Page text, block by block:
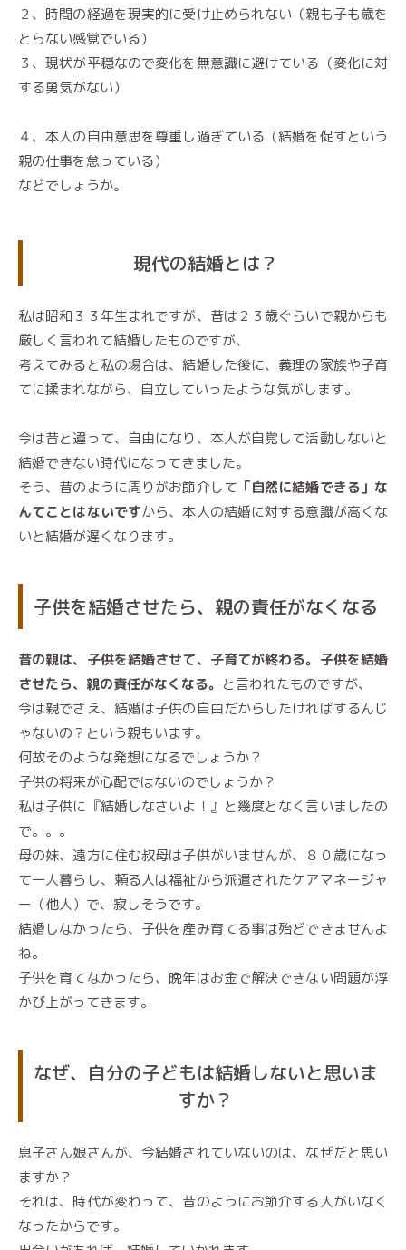
２、時間の経過を現実的に受け止められない（親も子も歳を
とらない感覚でいる）
３、現状が平穏なので変化を無意識に避けている（変化に対
する勇気がない）
４、本人の自由意思を尊重し過ぎている（結婚を促すという
親の仕事を怠っている）
などでしょうか。
現代の結婚とは？
私は昭和３３年生まれですが、昔は２３歳ぐらいで親からも
厳しく言われて結婚したものですが、
考えてみると私の場合は、結婚した後に、義理の家族や子育
てに揉まれながら、自立していったような気がします。
今は昔と違って、自由になり、本人が自覚して活動しないと
結婚できない時代になってきました。
そう、昔のように周りがお節介して 「自然に結婚できる」な
んてことはないですから、本人の結婚に対する意識が高くな
いと結婚が遅くなります。
子供を結婚させたら、親の責任がなくなる
昔の親は、子供を結婚させて、子育てが終わる。子供を結婚
させたら、親の責任がなくなる。 と言われたものですが、
今は親でさえ、結婚は子供の自由だからしたければするんじ
ゃないの？という親もいます。
何故そのような発想になるでしょうか？
子供の将来が心配ではないのでしょうか？
私は子供に『結婚しなさいよ！』と幾度となく言いましたの
で。。。
母の妹、遠方に住む叔母は子供がいませんが、８０歳になっ
て一人暮らし、頼る人は福祉から派遣されたケアマネージャ
ー（他人）で、寂しそうです。
結婚しなかったら、子供を産み育てる事は殆どできませんよ
ね。
子供を育てなかったら、晩年はお金で解決できない問題が浮
かび上がってきます。
なぜ、自分の子どもは結婚しないと思いま
すか？
息子さん娘さんが、今結婚されていないのは、なぜだと思い
ますか？
それは、時代が変わって、昔のようにお節介する人がいなく
なったからです。